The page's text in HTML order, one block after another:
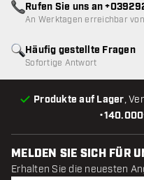
•
Produkte auf Lager,
Häufig gestellte Fragen
Sofortige Antwort
Rufen Sie uns an
An Werktagen erreichbar
MELDEN SIE SICH FÜR
Erhalten Sie die neuesten